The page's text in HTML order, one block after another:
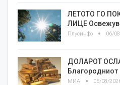
ЛЕТОТО ГО
ЛИЦE
Плусинфо 06/
ДОЛАРОТ
МИА 06/08/